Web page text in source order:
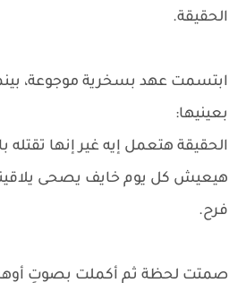
الحقيقة.
ابتسمت عهد بسخرية موجوعة،
بعينيها:
الحقيقة هتعمل إيه غير إنها تقتله
هيعيش كل يوم خايف يصحى
فرح.
صمتت لحظة ثم أكملت بصوتٍ